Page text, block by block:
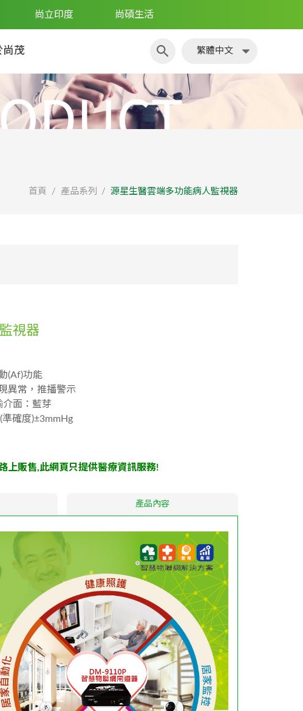
尚立印度 尚碩生活
尚茂 繁體中文
首頁 產品系列 源星生醫雲端多功能病人監視器
視器
(Af)功能
異常，推播警示
介面：藍芽
準確度)±3mmHg
上販售,此網頁只提供醫療資訊服務!
產品內容